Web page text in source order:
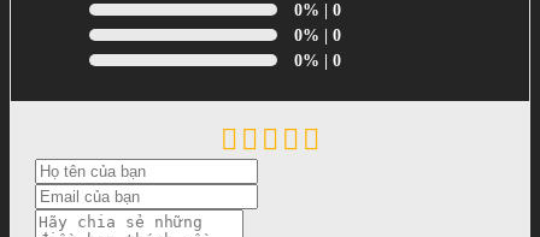
0% | 0
0% | 0
0% | 0